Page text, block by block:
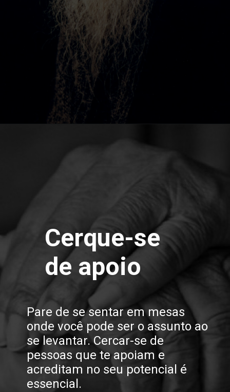
Cerque-se
de apoio
Pare de se sentar em mesas
onde você pode ser o assunto ao
se levantar. Cercar-se de
pessoas que te apoiam e
acreditam no seu potencial é
essencial.